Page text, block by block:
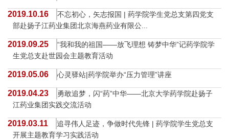
2019.10.16
不忘初心，矢志报国 | 药学院学生党总支第四党支
部赴扬子江药业集团北京海燕药业有限公...
2019.09.25
“我和我的祖国——放飞理想 铸梦中华”记药学院学
生党总支赴世园会主题教育活动
2019.05.06 心灵驿站|药学院举办“压力管理”讲座
2019.04.23
勇敢追梦，闪“药”中华——北京大学药学院赴扬子
江药业集团实践交流活动
2019.03.11
追寻伟人足迹，争做时代先锋 | 药学院学生党总支
开展主题教育学习实践活动